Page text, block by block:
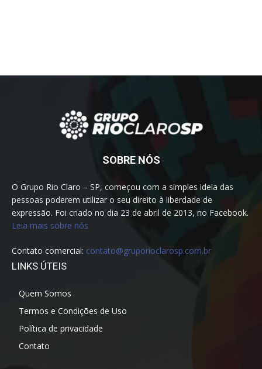
SOBRE NÓS
O Grupo Rio Claro – SP, começou com a simples ideia das
pessoas poderem utilizar o seu direito à liberdade de
expressão. Foi criado no dia 23 de abril de 2013, no Facebook.
Leia mais sobre nós
Contato comercial: contato@gruporioclarosp.com.br
LINKS ÚTEIS
Quem Somos
Termos e Condições de Uso
Política de privacidade
Contato